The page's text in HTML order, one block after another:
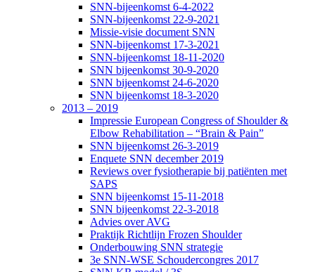
SNN-bijeenkomst 6-4-2022
SNN-bijeenkomst 22-9-2021
Missie-visie document SNN
SNN-bijeenkomst 17-3-2021
SNN-bijeenkomst 18-11-2020
SNN bijeenkomst 30-9-2020
SNN bijeenkomst 24-6-2020
SNN bijeenkomst 18-3-2020
2013 – 2019
Impressie European Congress of Shoulder &
Elbow Rehabilitation – “Brain & Pain”
SNN bijeenkomst 26-3-2019
Enquete SNN december 2019
Reviews over fysiotherapie bij patiënten met
SAPS
SNN bijeenkomst 15-11-2018
SNN bijeenkomst 22-3-2018
Advies over AVG
Praktijk Richtlijn Frozen Shoulder
Onderbouwing SNN strategie
3e SNN-WSE Schoudercongres 2017